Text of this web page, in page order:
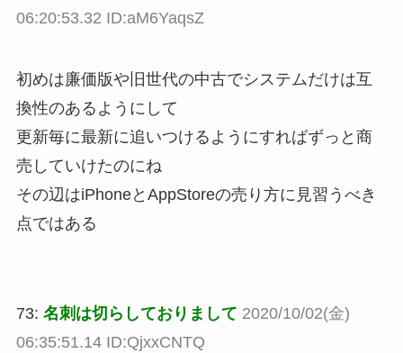
06:20:53.32 ID:aM6YaqsZ
初めは廉価版や旧世代の中古でシステムだけは互
換性のあるようにして
更新毎に最新に追いつけるようにすればずっと商
売していけたのにね
その辺はiPhoneとAppStoreの売り方に見習うべき
点ではある
73: 名刺は切らしておりまして 2020/10/02(金)
06:35:51.14 ID:QjxxCNTQ